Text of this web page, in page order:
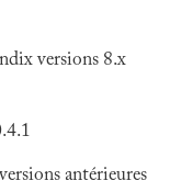
versions 8.x
antérieures